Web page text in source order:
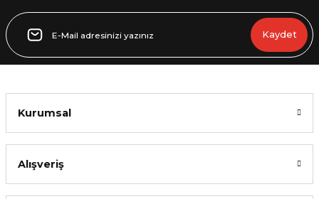
Gönder
Kaydet
Kurumsal
Alışveriş